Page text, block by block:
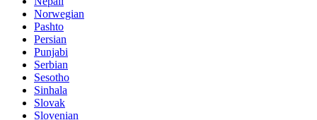
Norwegian
Pashto
Persian
Punjabi
Serbian
Sesotho
Sinhala
Slovak
Slovenian